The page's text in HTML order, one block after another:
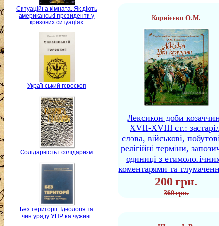
Ситуаційна кімната. Як діють
американські президенти у
кризових ситуаціях
Український гороскоп
Солідарність і солідаризм
Без території. Ідеологія та
чин уряду УНР на чужині
Корнієнко О.М.
Лексикон доби
XVII-XVIII ст.:
слова, військові,
релігійні терміни,
одиниці з
коментарями та
200 грн.
360 грн.